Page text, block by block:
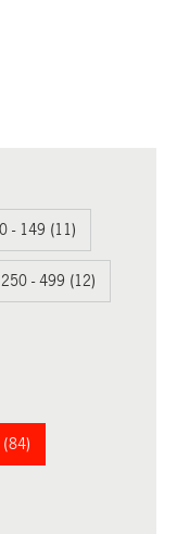
- 149 (11)
250 - 499 (12)
(84)